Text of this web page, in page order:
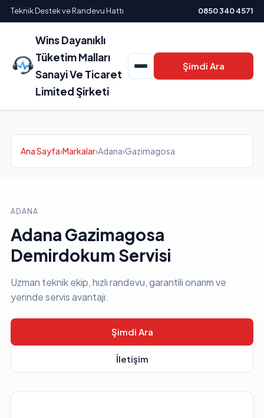
Teknik Destek ve Randevu Hattı 0850 340 4571
Wins Dayanıklı
Tüketim Malları
Sanayi Ve Ticaret
Limited Şirketi
Şimdi Ara
Ana Sayfa›Markalar›Adana›Gazimagosa
ADANA
Adana Gazimagosa
Demirdokum Servisi
Uzman teknik ekip, hızlı randevu, garantili onarım ve
yerinde servis avantajı.
Şimdi Ara
İletişim